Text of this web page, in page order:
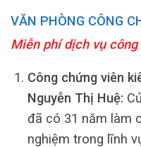
VĂN PHÒNG CÔNG
Miễn phí dịch vụ
Công chứng viên
Nguyễn Thị Huệ:
đã có 31 năm làm
nghiệm trong lĩnh